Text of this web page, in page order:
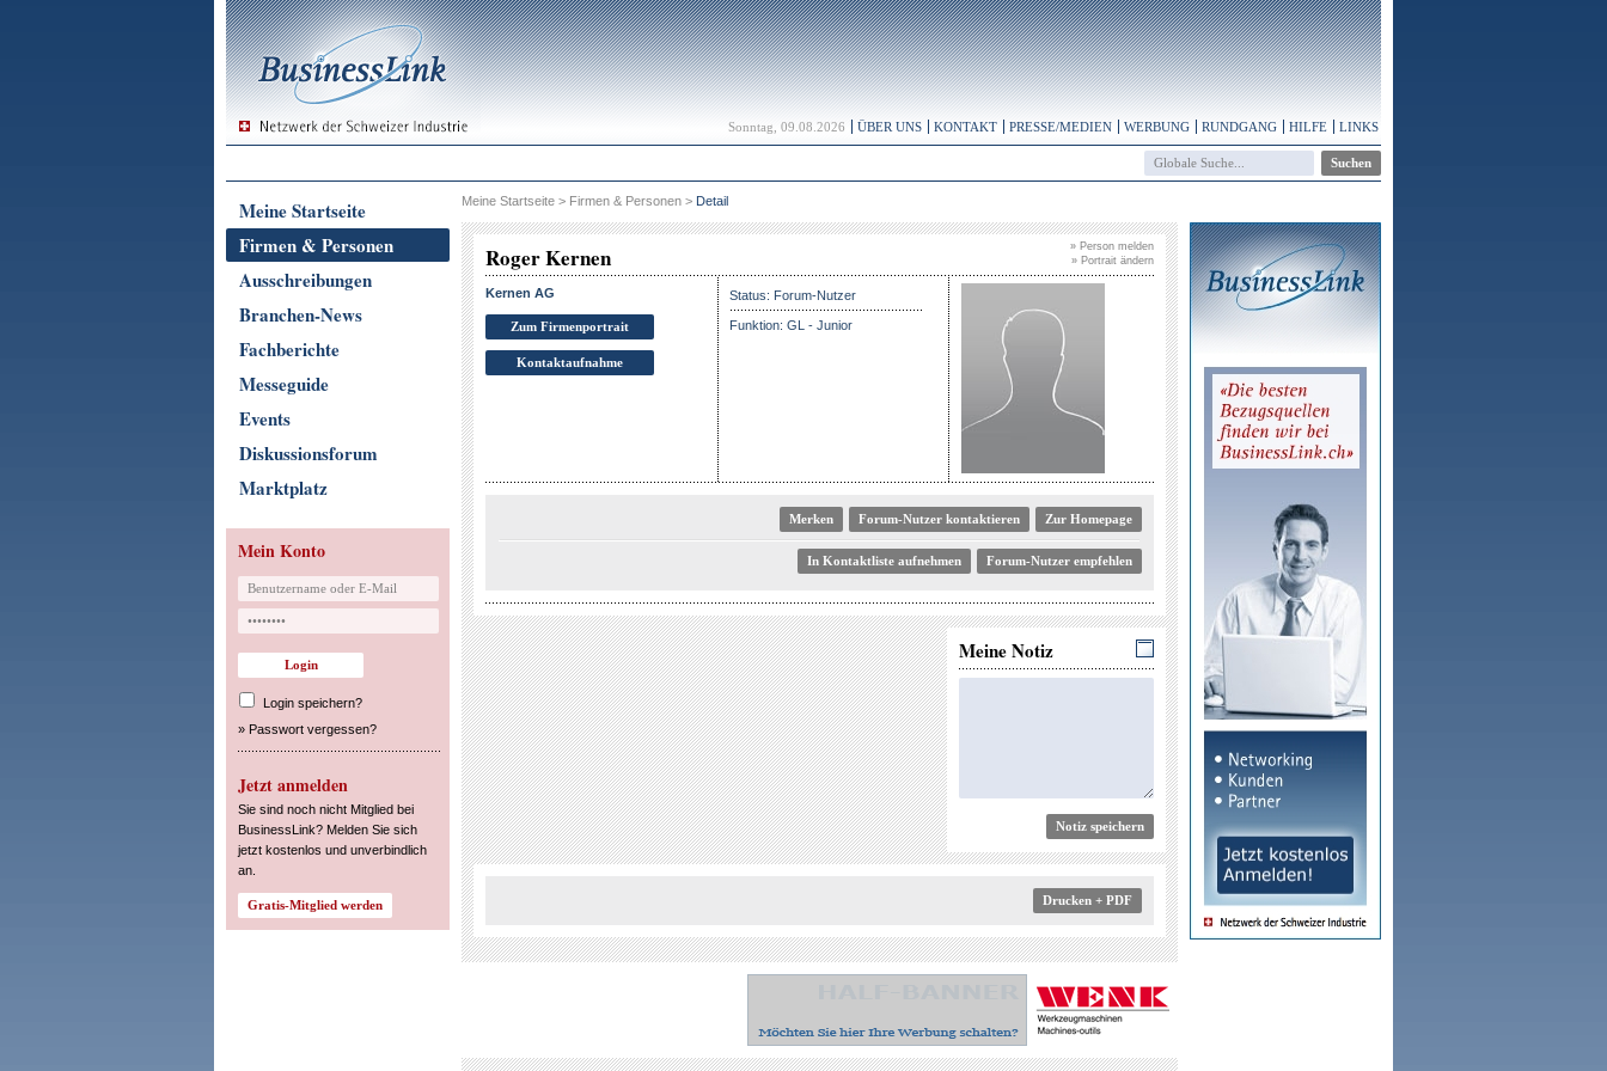
Sonntag, 09.08.2026 ÜBER UNS KONTAKT PRESSE/MEDIEN WERBUNG RUNDGANG HILFE LINKS
Meine Startseite
Firmen & Personen
Ausschreibungen
Branchen-News
Fachberichte
Messeguide
Events
Diskussionsforum
Marktplatz
Mein Konto
Login speichern?
» Passwort vergessen?
Jetzt anmelden
Sie sind noch nicht Mitglied bei
BusinessLink? Melden Sie sich
jetzt kostenlos und unverbindlich
an.
Meine Startseite > Firmen & Personen > Detail
» Person melden
» Portrait ändern
Roger Kernen
Kernen AG
Zum Firmenportrait
Kontaktaufnahme
Status: Forum-Nutzer
Funktion: GL - Junior
Zur Homepage
Forum-Nutzer kontaktieren
Forum-Nutzer empfehlen
Meine Notiz